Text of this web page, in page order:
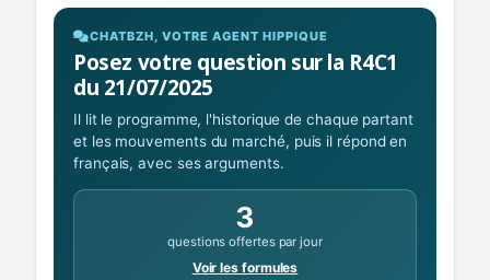
CHATBZH, VOTRE AGENT HIPPIQUE
Posez votre question sur la R4C1
du 21/07/2025
Il lit le programme, l'historique de chaque partant
et les mouvements du marché, puis il répond en
français, avec ses arguments.
3
questions offertes par jour
Voir les formules